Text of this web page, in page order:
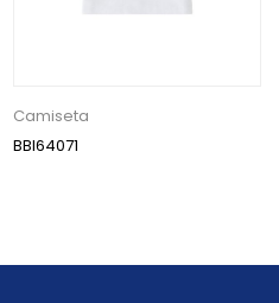
Camiseta
BBI64071